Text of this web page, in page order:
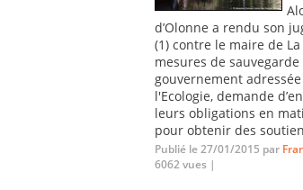
d’Olonne a rendu son
(1) contre le maire de
mesures de
gouvernement
l'Ecologie, demande
leurs obligations en
pour obtenir des
Publié le 27/01/2015 par
6062 vues |